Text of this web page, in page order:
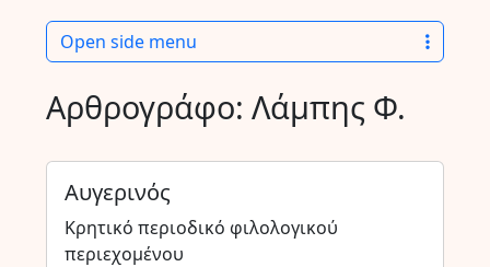
Αρθρογράφο: Λάμπης Φ.
Αυγερινός
Κρητικό περιοδικό φιλολογικού
περιεχομένου
Open side menu